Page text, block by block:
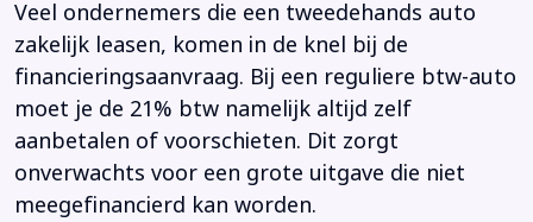
Veel ondernemers die een tweedehands auto
zakelijk leasen, komen in de knel bij de
financieringsaanvraag. Bij een reguliere btw-auto
moet je de 21% btw namelijk altijd zelf
aanbetalen of voorschieten. Dit zorgt
onverwachts voor een grote uitgave die niet
meegefinancierd kan worden.